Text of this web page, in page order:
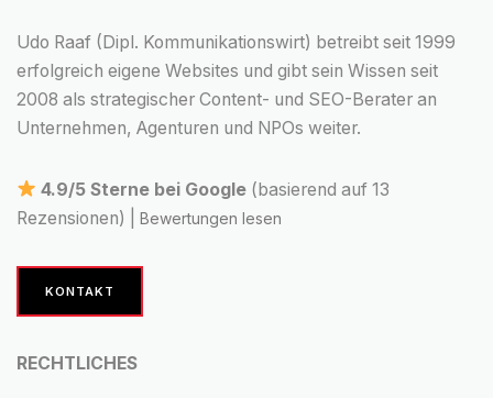
Udo Raaf (Dipl. Kommunikationswirt) betreibt seit 1999
erfolgreich eigene Websites und gibt sein Wissen seit
2008 als strategischer Content- und SEO-Berater an
Unternehmen, Agenturen und NPOs weiter.
4.9/5 Sterne bei Google(basierend auf 13
Rezensionen) | Bewertungen lesen
KONTAKT
RECHTLICHES